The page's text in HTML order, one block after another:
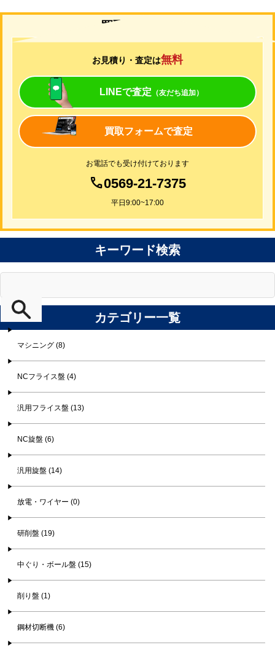
買取について
お見積り・査定は無料
LINEで査定 （友だち追加）
買取フォームで査定
お電話でも受け付けております
0569-21-7375
平日9:00~17:00
キーワード検索
カテゴリー一覧
マシニング (8)
NCフライス盤 (4)
汎用フライス盤 (13)
NC旋盤 (6)
汎用旋盤 (14)
放電・ワイヤー (0)
研削盤 (19)
中ぐり・ボール盤 (15)
削り盤 (1)
鋼材切断機 (6)